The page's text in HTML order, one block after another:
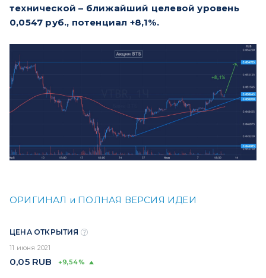
технической – ближайший целевой уровень
0,0547 руб., потенциал +8,1%.
ОРИГИНАЛ и ПОЛНАЯ ВЕРСИЯ ИДЕИ
ЦЕНА ОТКРЫТИЯ
11 июня 2021
0,05 RUB +9,54%